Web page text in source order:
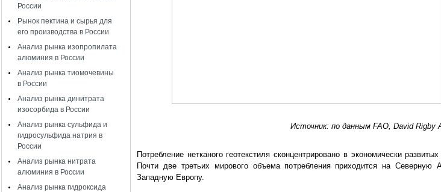
России
Рынок пектина и сырья для
его производства в России
Анализ рынка изопропилата
алюминия в России
Анализ рынка тиомочевины
в России
Анализ рынка динитрата
изосорбида в России
Анализ рынка сульфида и
гидросульфида натрия в
России
Анализ рынка нитрата
алюминия в России
Анализ рынка гидроксида
Источник: по данным FAO, David Rigby
Потребление нетканого геотекстиля сконцентрировано в экономически развитых
Почти две третьих мирового объема потребления приходится на Северную
Западную Европу.